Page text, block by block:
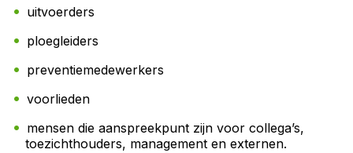
uitvoerders
ploegleiders
preventiemedewerkers
voorlieden
mensen die aanspreekpunt zijn voor collega’s,
toezichthouders, management en externen.